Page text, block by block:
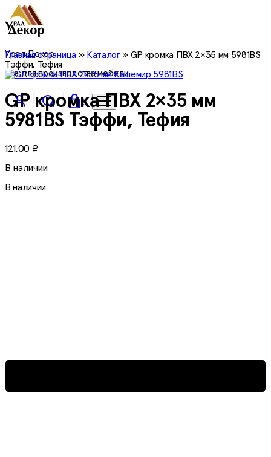
Урал Декор
все для производства мебели
0
Главная страница» Каталог» GP кромка ПВХ 2×35 мм 5981BS
Тэффи, Тефия
GP кромка ПВХ 2×35 мм
5981BS Тэффи, Тефия
121,00 ₽
В наличии
В наличии